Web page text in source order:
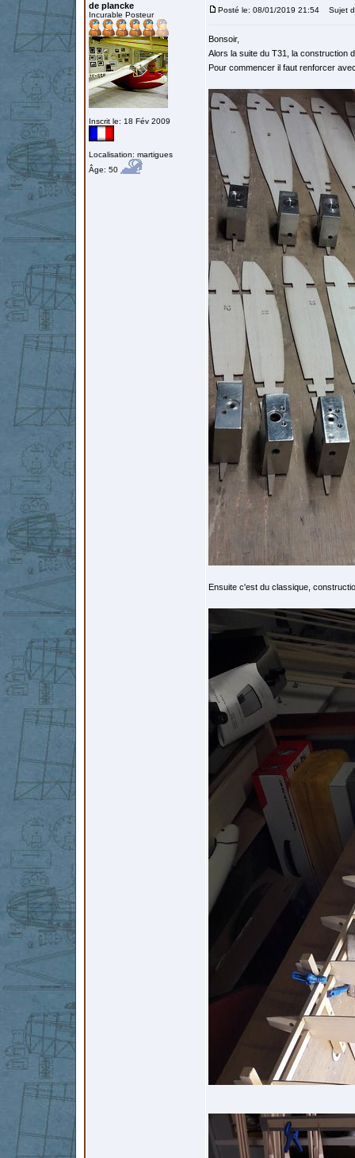
de plancke
Incurable Posteur
Inscrit le: 18 Fév 2009
Localisation: martigues
Âge: 50
Posté le: 08/01/2019 21:54 Sujet
Bonsoir,
Alors la suite du T31, la construction
Pour commencer il faut renforcer
Ensuite c'est du classique,